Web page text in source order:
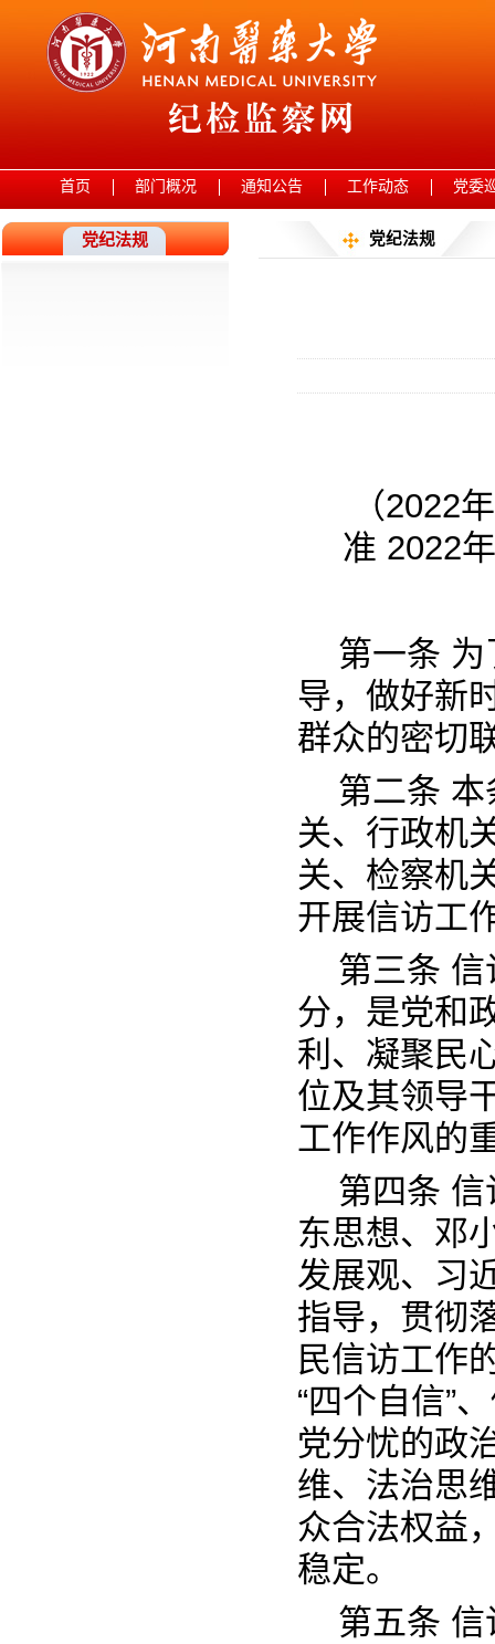
首页 部门概况 通知公告 工作动态 党委
党纪法规 党纪法规
（2022
准 2022
第一条
导，做好新
群众的密切
第二条
关、行政机
关、检察机
开展信访工
第三条
分，是党和
利、凝聚民
位及其领导
工作作风的
第四条
东思想、邓
发展观、习
指导，贯彻
民信访工作
“四个自信”
党分忧的政
维、法治思
众合法权益
稳定。
第五条